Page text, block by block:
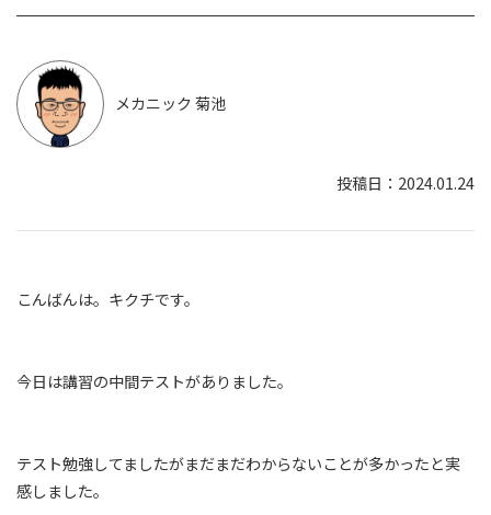
メカニック 菊池
2024.01.24
こんばんは。キクチです。
今日は講習の中間テストがありました。
テスト勉強してましたがまだまだわからないことが多かったと実
感しました。